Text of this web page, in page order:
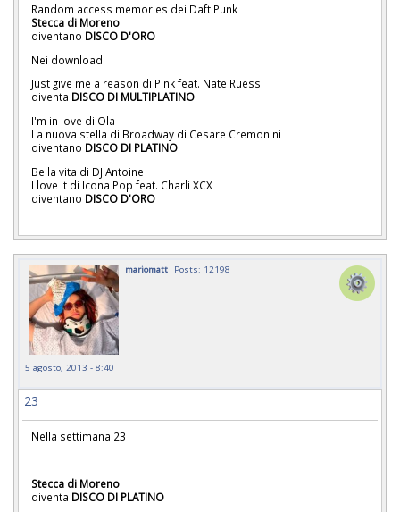
Random access memories dei Daft Punk
Stecca di Moreno
diventano DISCO D'ORO
Nei download
Just give me a reason di P!nk feat. Nate Ruess
diventa DISCO DI MULTIPLATINO
I'm in love di Ola
La nuova stella di Broadway di Cesare Cremonini
diventano DISCO DI PLATINO
Bella vita di DJ Antoine
I love it di Icona Pop feat. Charli XCX
diventano DISCO D'ORO
mariomatt Posts: 12198
5 agosto, 2013 - 8:40
23
Nella settimana 23
Stecca di Moreno
diventa DISCO DI PLATINO